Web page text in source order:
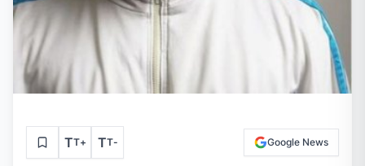
TT+ TT- Google News